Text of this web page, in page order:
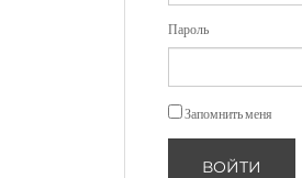
Пароль
Запомнить меня
ВОЙТИ